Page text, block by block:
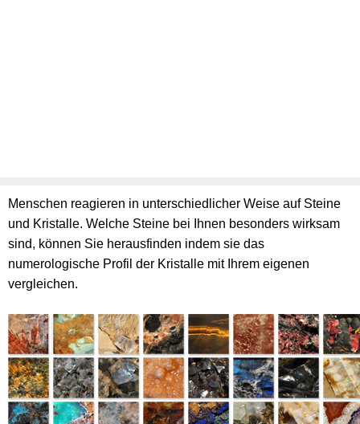
Menschen reagieren in unterschiedlicher Weise auf Steine
und Kristalle. Welche Steine bei Ihnen besonders wirksam
sind, können Sie herausfinden indem sie das
numerologische Profil der Kristalle mit Ihrem eigenen
vergleichen.